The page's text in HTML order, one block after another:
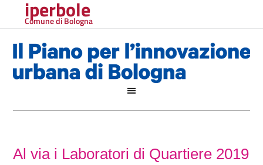
iperbole
Comune di Bologna
Al via i Laboratori di Quartiere 2019